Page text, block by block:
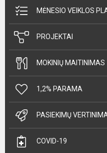
MĖNESIO VEIKLOS
PROJEKTAI
MOKINIŲ MAITINIMAS
1,2% PARAMA
PASIEKIMŲ
COVID-19